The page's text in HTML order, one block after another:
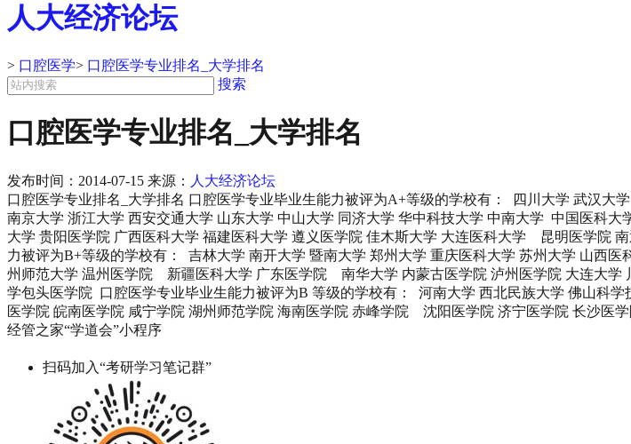
人大经济论坛
> 口腔医学> 口腔医学专业排名_大学排名
搜索
口腔医学专业排名_大学排名
发布时间： 2014-07-15 来源： 人大经济论坛
口腔医学专业排名_大学排名 口腔医学专业毕业生能力被评为A+等级的学校有： 四川大学 武汉大
南京大学 浙江大学 西安交通大学 山东大学 中山大学 同济大学 华中科技大学 中南大学 中国医科
大学 贵阳医学院 广西医科大学 福建医科大学 遵义医学院 佳木斯大学 大连医科大学 昆明医学院
力被评为B+等级的学校有： 吉林大学 南开大学 暨南大学 郑州大学 重庆医科大学 苏州大学 山西
州师范大学 温州医学院 新疆医科大学 广东医学院 南华大学 内蒙古医学院 泸州医学院 大连大
学包头医学院 口腔医学专业毕业生能力被评为B 等级的学校有： 河南大学 西北民族大学 佛山
医学院 皖南医学院 咸宁学院 湖州师范学院 海南医学院 赤峰学院 沈阳医学院 济宁医学院 长沙医
经管之家“学道会”小程序
扫码加入“考研学习笔记群”